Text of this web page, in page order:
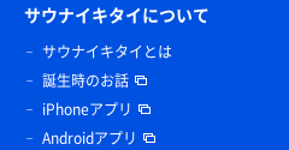
サウナイキタイについて
サウナイキタイとは
誕生時のお話
iPhoneアプリ
Androidアプリ